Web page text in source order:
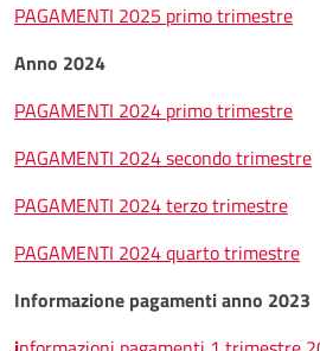
PAGAMENTI 2025 primo trimestre
Anno 2024
PAGAMENTI 2024 primo trimestre
PAGAMENTI 2024 secondo trimestre
PAGAMENTI 2024 terzo trimestre
PAGAMENTI 2024 quarto trimestre
Informazione pagamenti anno 2023